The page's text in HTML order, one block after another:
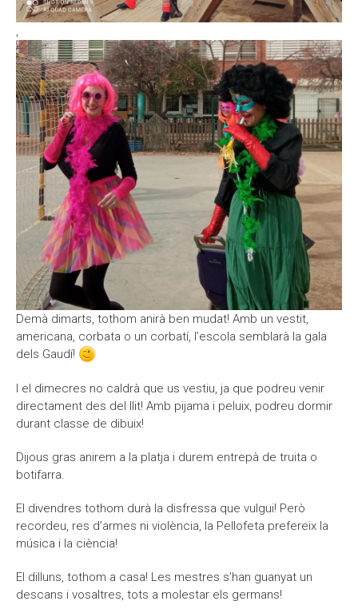
Documents autoritzacions / Justificants
Documentació Activitats Extraescolars
Moodle
,
Demà dimarts, tothom anirà ben mudat! Amb un vestit,
americana, corbata o un corbatí, l’escola semblarà la gala
dels Gaudí!
I el dimecres no caldrà que us vestiu, ja que podreu venir
directament des del llit! Amb pijama i peluix, podreu dormir
durant classe de dibuix!
Dijous gras anirem a la platja i durem entrepà de truita o
botifarra.
El divendres tothom durà la disfressa que vulgui! Però
recordeu, res d’armes ni violència, la Pellofeta prefereix la
música i la ciència!
El dilluns, tothom a casa! Les mestres s’han guanyat un
descans i vosaltres, tots a molestar els germans!